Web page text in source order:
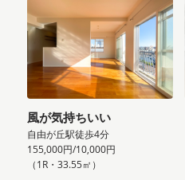
風が気持ちいい
自由が丘駅徒歩4分
155,000円/10,000円
（1R・33.55㎡）